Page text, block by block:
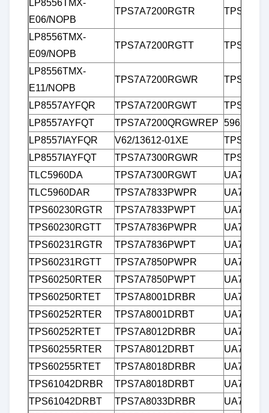
LP8556TMX-
E06/NOPB
TPS7A7200RGTR
LP8556TMX-
E09/NOPB
TPS7A7200RGTT
LP8556TMX-
E11/NOPB
TPS7A7200RGWR
LP8557AYFQR TPS7A7200RGWT
LP8557AYFQT
TPS7A7200QRGWREP
LP8557IAYFQR
V62/13612-01XE
LP8557IAYFQT
TPS7A7300RGWR
TLC5960DA
TPS7A7300RGWT
UA723CD
TLC5960DAR
TPS7A7833PWPR
TPS60230RGTR
TPS7A7833PWPT
UA723CN
TPS60230RGTT
TPS7A7836PWPR
TPS60231RGTR
TPS7A7836PWPT
TPS60231RGTT
TPS7A7850PWPR
TPS60250RTER
TPS7A7850PWPT
TPS60250RTET
TPS7A8001DRBR
TPS60252RTER
TPS7A8001DRBT
TPS60252RTET
TPS7A8012DRBR
TPS60255RTER
TPS7A8012DRBT
TPS60255RTET
TPS7A8018DRBR
TPS61042DRBR
TPS7A8018DRBT
TPS61042DRBT
TPS7A8033DRBR